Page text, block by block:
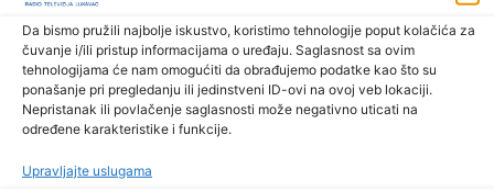
Da bismo pružili najbolje iskustvo, koristimo tehnologije poput kolačića za
čuvanje i/ili pristup informacijama o uređaju. Saglasnost sa ovim
tehnologijama će nam omogućiti da obrađujemo podatke kao što su
ponašanje pri pregledanju ili jedinstveni ID-ovi na ovoj veb lokaciji.
Nepristanak ili povlačenje saglasnosti može negativno uticati na
određene karakteristike i funkcije.
Upravljajte uslugama
složene lozinke za sve naloge na mreži.
Prethodna vijest Sljedeća vijest